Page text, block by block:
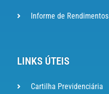
Informe de Rendimentos
LINKS ÚTEIS
Cartilha Previdenciária